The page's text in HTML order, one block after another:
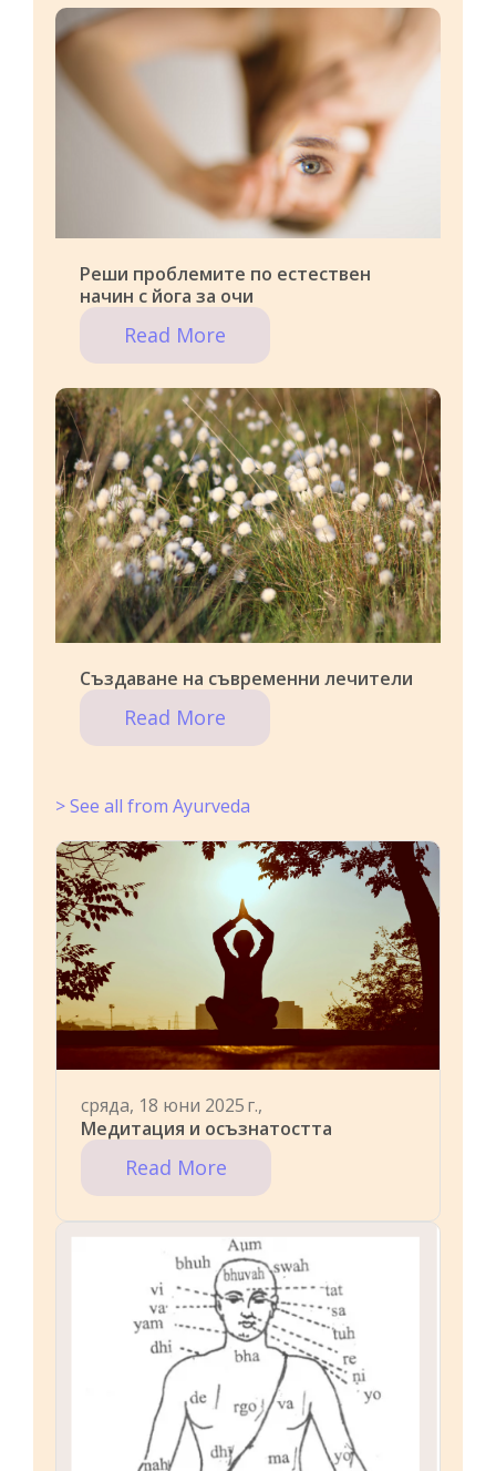
Реши проблемите по естествен
начин с йога за очи
Read More
Създаване на съвременни лечители
Read More
> See all from Ayurveda
сряда, 18 юни 2025 г.,
Медитация и осъзнатостта
Read More